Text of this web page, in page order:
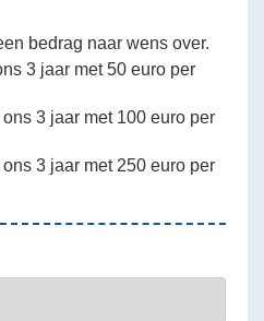
bedrag naar wens over.
3 jaar met 50 euro per
3 jaar met 100 euro per
3 jaar met 250 euro per